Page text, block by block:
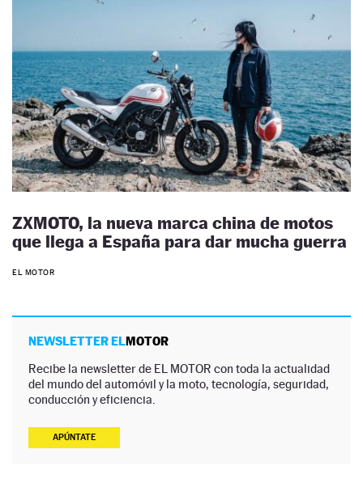
ZXMOTO, la nueva marca china de motos
que llega a España para dar mucha guerra
EL MOTOR
NEWSLETTER ELMOTOR
Recibe la newsletter de EL MOTOR con toda la actualidad
del mundo del automóvil y la moto, tecnología, seguridad,
conducción y eficiencia.
APÚNTATE